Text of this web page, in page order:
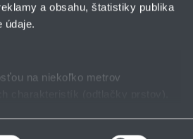
a obsahu, štatistiky publika
údaje.
na niekoľko metrov
HENNLICH s.r.o.
Košťany nad Turcom 543